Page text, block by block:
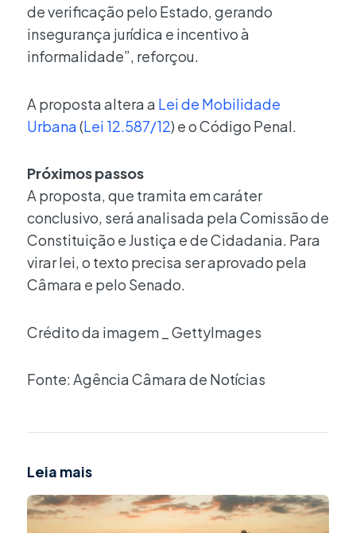
de verificação pelo Estado, gerando
insegurança jurídica e incentivo à
informalidade”, reforçou.
A proposta altera a Lei de Mobilidade
Urbana(Lei 12.587/12) e o Código Penal.
Próximos passos
A proposta, que tramita em caráter
conclusivo, será analisada pela Comissão de
Constituição e Justiça e de Cidadania. Para
virar lei, o texto precisa ser aprovado pela
Câmara e pelo Senado.
Crédito da imagem _ GettyImages
Fonte: Agência Câmara de Notícias
Leia mais